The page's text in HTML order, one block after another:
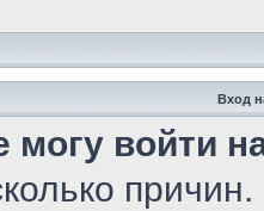
Вход
могу войти